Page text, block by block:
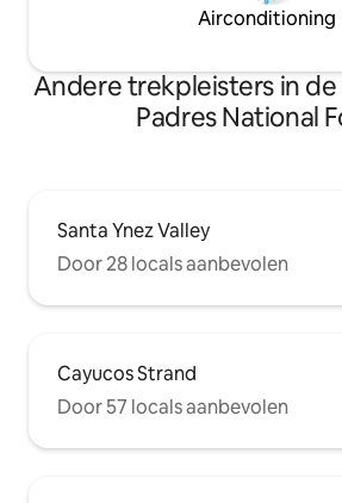
Airconditioning
Andere trekpleisters in
Padres National
Santa Ynez Valley
Door 28 locals aanbevolen
Cayucos Strand
Door 57 locals aanbevolen